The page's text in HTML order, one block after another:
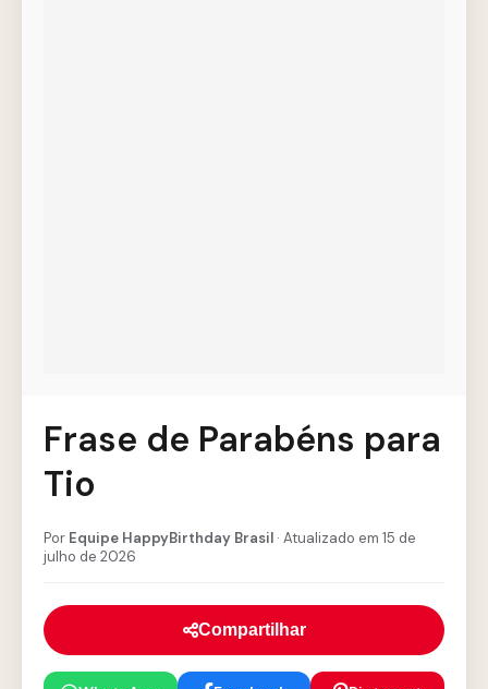
Frase de Parabéns para
Tio
Por Equipe HappyBirthday Brasil · Atualizado em 15 de
julho de 2026
Compartilhar